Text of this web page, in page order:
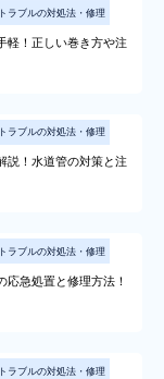
ラブルの対処法・修理
軽！正しい巻き方や注
ラブルの対処法・修理
説！水道管の対策と注
ラブルの対処法・修理
急処置と修理方法！
ラブルの対処法・修理